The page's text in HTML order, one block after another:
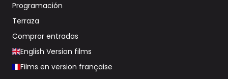
Programación
Terraza
Comprar entradas
English Version films
Films en version française